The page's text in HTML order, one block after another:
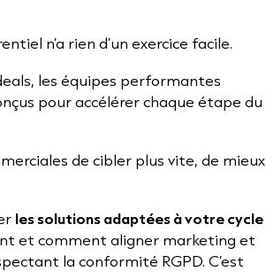
n’a rien d’un exercice facile.
les équipes performantes
pour accélérer chaque étape du
de cibler plus vite, de mieux
les solutions adaptées à votre cycle
et comment aligner marketing et
la conformité RGPD. C’est